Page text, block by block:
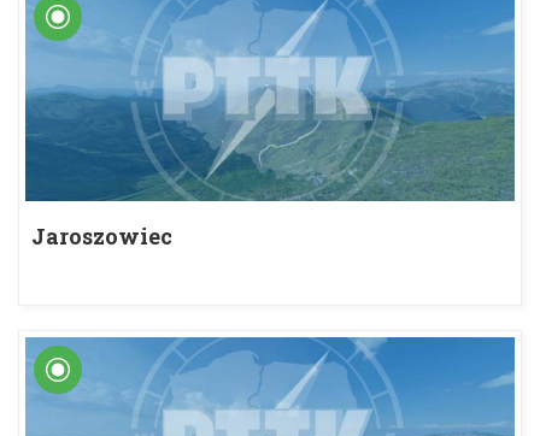
Jaroszowiec